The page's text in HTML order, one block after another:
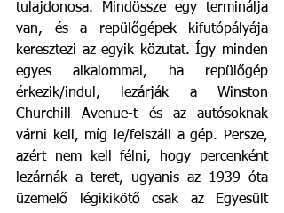
tulajdonosa. Mindössze egy terminálja
van, és a repülőgépek kifutópályája
keresztezi az egyik közutat. Így minden
egyes alkalommal, ha repülőgép
érkezik/indul, lezárják a Winston
Churchill Avenue-t és az autósoknak
várni kell, míg le/felszáll a gép. Persze,
azért nem kell félni, hogy percenként
lezárnák a teret, ugyanis az 1939 óta
üzemelő légikikötő csak az Egyesült